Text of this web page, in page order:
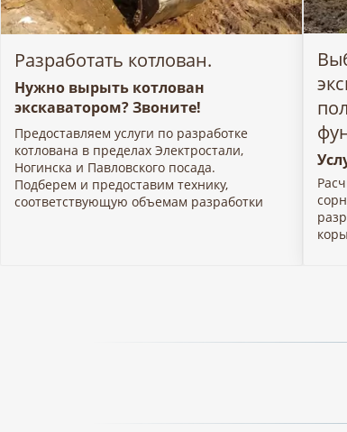
Разработать котлован.
Нужно вырыть котлован
экскаватором? Звоните!
Предоставляем услуги по разработке
котлована в пределах Электростали,
Ногинска и Павловского посада.
Подберем и предоставим технику,
соответствующую объемам разработки